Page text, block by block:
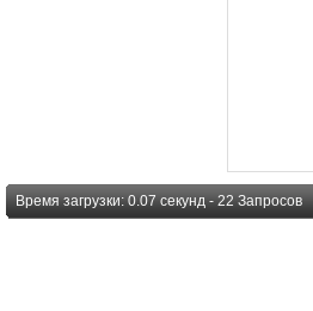
Время загрузки: 0.07 секунд - 22 Запросов